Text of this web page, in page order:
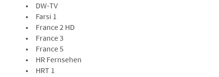
DW-TV
Farsi 1
France 2 HD
France 3
France 5
HR Fernsehen
HRT 1